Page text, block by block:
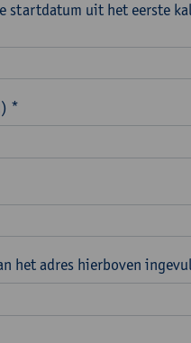
startdatum uit het eerste
*
het adres hierboven